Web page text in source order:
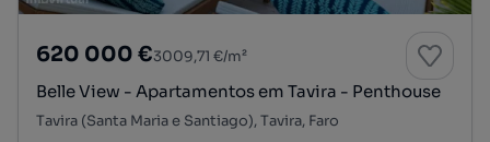
620 000 €3009,71 €/m²
Belle View - Apartamentos em Tavira - Penthouse
Tavira (Santa Maria e Santiago), Tavira, Faro